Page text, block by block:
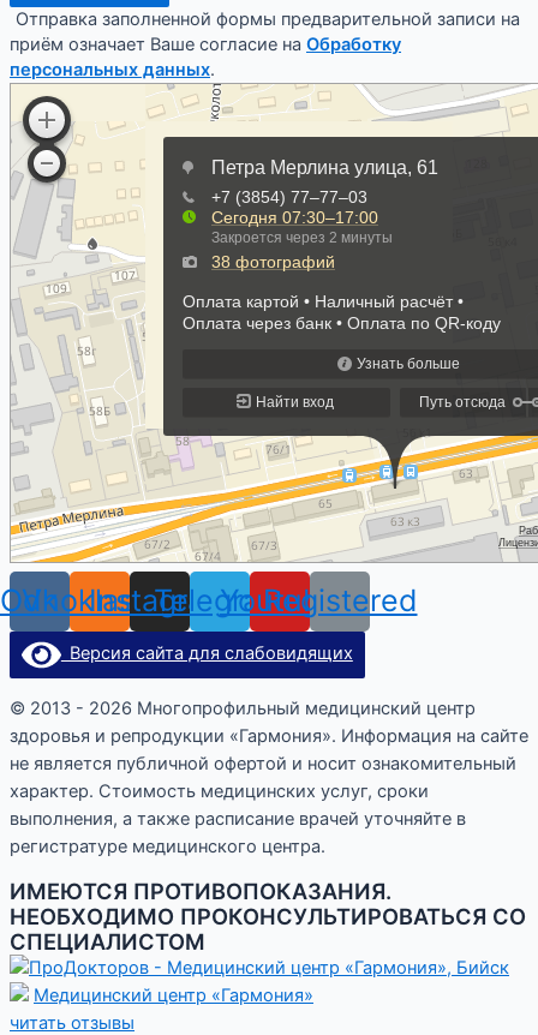
Отправка заполненной формы предварительной записи на
приём означает Ваше согласие на Обработку
персональных данных.
Vk
Odnoklassniki
Instagram
Telegram
Youtube
Registered
Версия сайта для слабовидящих
© 2013 - 2026 Многопрофильный медицинский центр
здоровья и репродукции «Гармония». Информация на сайте
не является публичной офертой и носит ознакомительный
характер. Стоимость медицинских услуг, сроки
выполнения, а также расписание врачей уточняйте в
регистратуре медицинского центра.
ИМЕЮТСЯ ПРОТИВОПОКАЗАНИЯ.
НЕОБХОДИМО ПРОКОНСУЛЬТИРОВАТЬСЯ СО
СПЕЦИАЛИСТОМ
Медицинский центр «Гармония»
читать отзывы